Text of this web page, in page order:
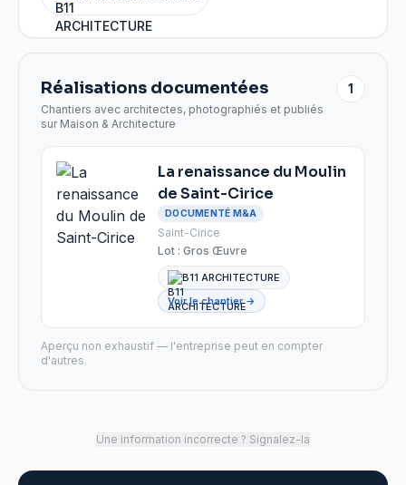
Réalisations documentées
Chantiers avec architectes, photographiés et publiés
sur Maison & Architecture
1
La renaissance du Moulin
de Saint-Cirice
DOCUMENTÉ M&A
Saint-Cirice
Lot : Gros Œuvre
B11 ARCHITECTURE
Voir le chantier →
Aperçu non exhaustif — l'entreprise peut en compter
d'autres.
Une information incorrecte ? Signalez-la